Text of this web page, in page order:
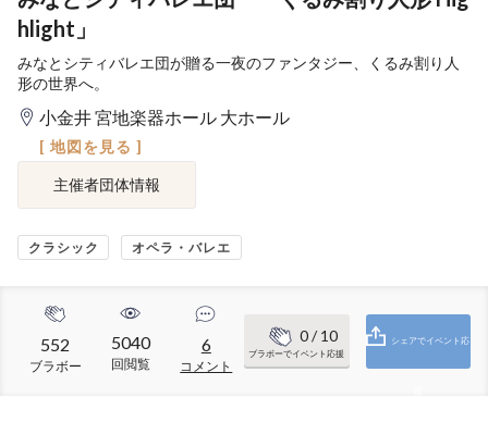
hlight」
みなとシティバレエ団が贈る一夜のファンタジー、くるみ割り人
形の世界へ。
小金井 宮地楽器ホール 大ホール
[ 地図を見る ]
主催者団体情報
クラシック オペラ・バレエ
552
ブラボー
5040
回閲覧
6
コメント
0/ 10
ブラボーでイベント応援
シェアでイベント応